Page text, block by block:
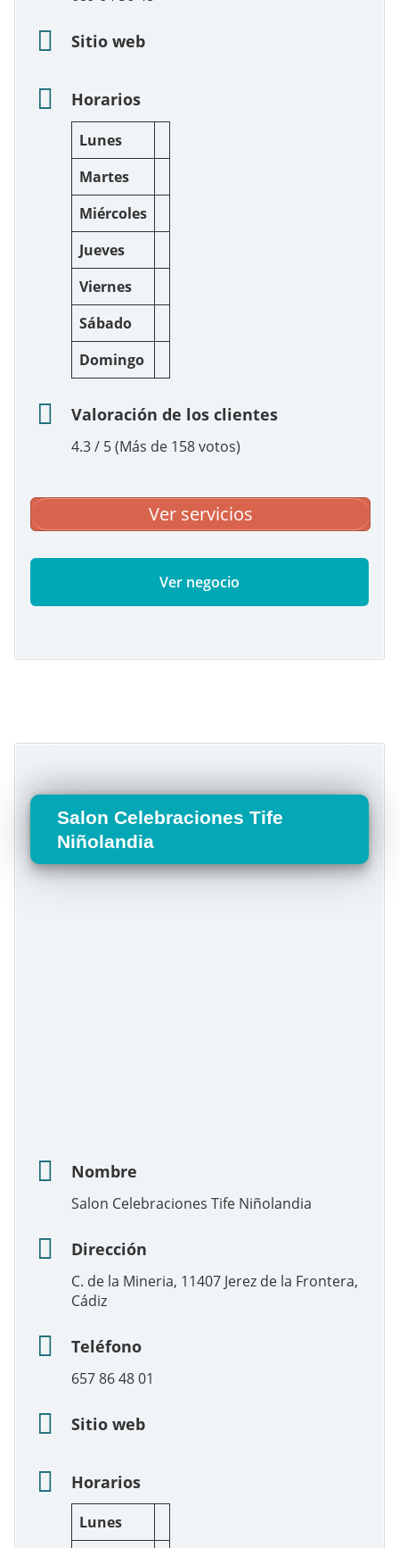
Sitio web
Horarios
Lunes
Martes
Miércoles
Jueves
Viernes
Sábado
Domingo
Valoración de los clientes
4.3 / 5 (Más de 158 votos)
Ver servicios
Ver negocio
Salon Celebraciones Tife
Niñolandia
Nombre
Salon Celebraciones Tife Niñolandia
Dirección
C. de la Mineria, 11407 Jerez de la Frontera,
Cádiz
Teléfono
657 86 48 01
Sitio web
Horarios
Lunes